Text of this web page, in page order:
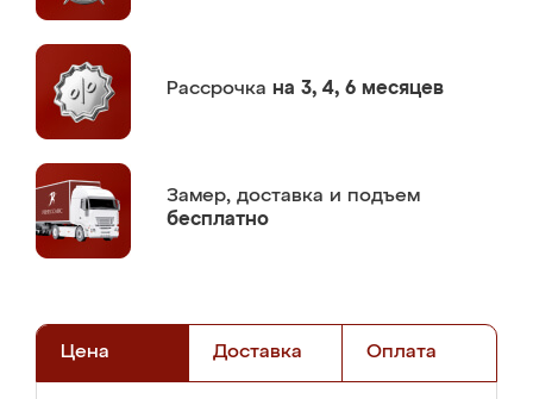
Рассрочка на 3, 4, 6 месяцев
Замер, доставка и подъем
бесплатно
Цена Доставка Оплата